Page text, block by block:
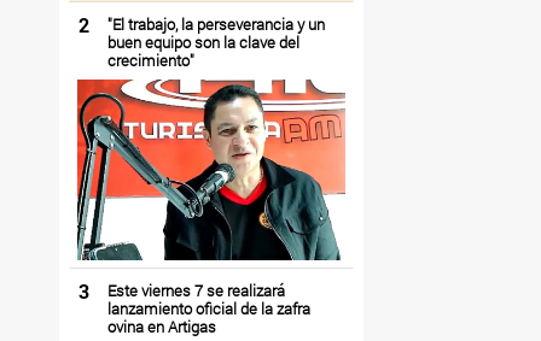
2
"El trabajo, la perseverancia y un
buen equipo son la clave del
crecimiento"
3
Este viernes 7 se realizará
lanzamiento oficial de la zafra
ovina en Artigas